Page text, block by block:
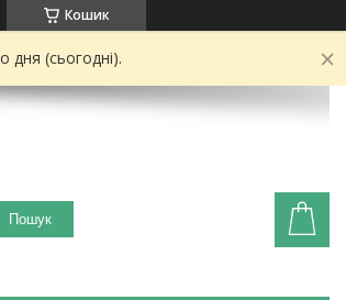
Кошик
дня (сьогодні).
Пошук